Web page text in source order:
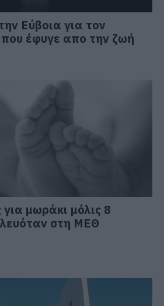
Εύβοια για τον
που έφυγε απο την ζωή
μωράκι μόλις 8
στη ΜΕΘ